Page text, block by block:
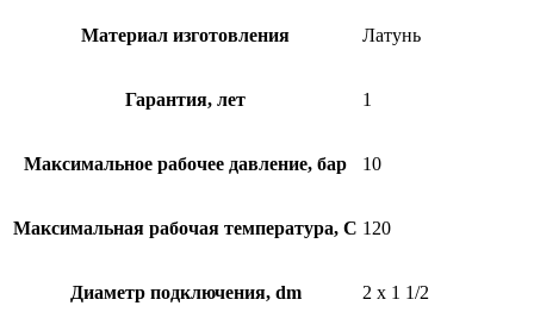
Материал изготовления Латунь
Гарантия, лет 1
Максимальное рабочее давление, бар 10
Максимальная рабочая температура, C 120
Диаметр подключения, dm 2 x 1 1/2